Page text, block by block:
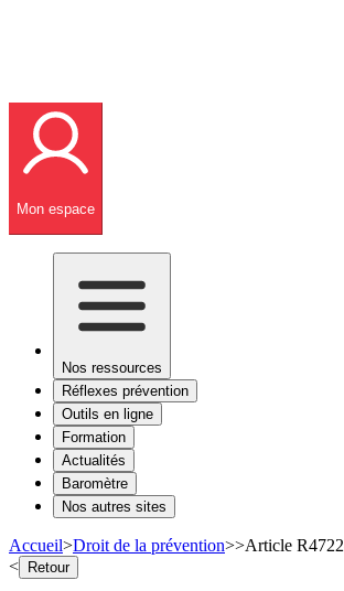
Mon espace
Nos ressources
Réflexes prévention
Outils en ligne
Formation
Actualités
Baromètre
Nos autres sites
Accueil>Droit de la prévention>>Article
< Retour